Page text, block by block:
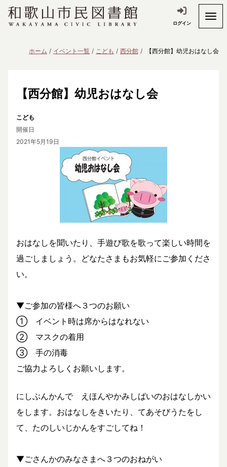
ログイン
ホーム イベント一覧 こども 西分館 【西分館】幼児おはなし会
【西分館】幼児おはなし会
こども
開催日
2021年5月19日
おはなしを聞いたり、手遊び歌を歌って楽しい時間を
過ごしましょう。どなたさまもお気軽にご参加くださ
い。
▼ご参加の皆様へ３つのお願い
① イベント時は席からはなれない
② マスクの着用
③ 手の消毒
ご協力よろしくお願いします。
にしぶんかんで えほんやかみしばいのおはなしかい
をします。おはなしをきいたり、てあそびうたをし
て、たのしいじかんをすごしてね！
▼ごさんかのみなさまへ３つのおねがい